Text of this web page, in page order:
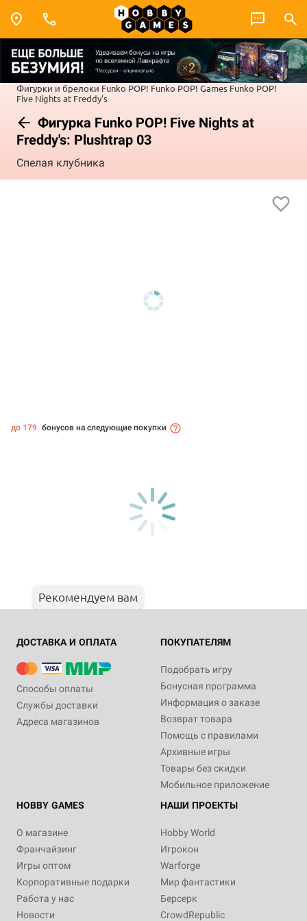
Фигурки и брелоки Funko POP! Funko POP! Games Funko POP!
Five Nights at Freddy's
Фигурка Funko POP! Five Nights at
Freddy's: Plushtrap 03
Спелая клубника
до 179 бонусов на следующие покупки
Рекомендуем вам
ДОСТАВКА И ОПЛАТА
Способы оплаты
Службы доставки
Адреса магазинов
ПОКУПАТЕЛЯМ
Подобрать игру
Бонусная программа
Информация о заказе
Возврат товара
Помощь с правилами
Архивные игры
Товары без скидки
Мобильное приложение
HOBBY GAMES
О магазине
Франчайзинг
Игры оптом
Корпоративные подарки
Работа у нас
Новости
НАШИ ПРОЕКТЫ
Hobby World
Игрокон
Warforge
Мир фантастики
Берсерк
CrowdRepublic